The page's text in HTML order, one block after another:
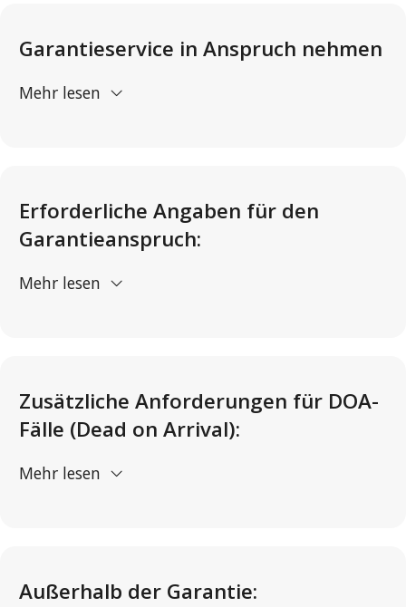
Garantieservice in Anspruch nehmen
Mehr lesen
Erforderliche Angaben für den
Garantieanspruch:
Mehr lesen
Zusätzliche Anforderungen für DOA-
Fälle (Dead on Arrival):
Mehr lesen
Außerhalb der Garantie: